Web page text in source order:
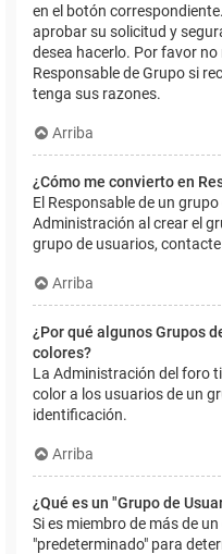
en el botón
aprobar su solicitud y
desea hacerlo. Por favor
Responsable de Grupo si
tenga sus razones.
Arriba
¿Cómo me convierto en
El Responsable de un
Administración al crear el
grupo de usuarios,
Arriba
¿Por qué algunos Grupos
colores?
La Administración del foro
color a los usuarios de un
identificación.
Arriba
¿Qué es un "Grupo de
Si es miembro de más de
"predeterminado" para